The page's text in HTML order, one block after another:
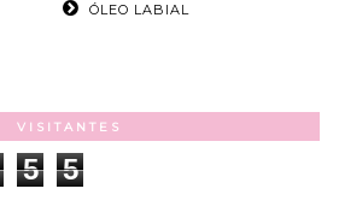
ÓLEO LABIAL
VISITANTES
5 5